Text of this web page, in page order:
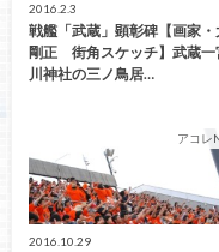
2016.2.3
戦艦「武蔵」顕彰碑【画家・
剛正 街角スケッチ】武蔵一
川神社の三ノ鳥居…
アコレ
2016.10.29